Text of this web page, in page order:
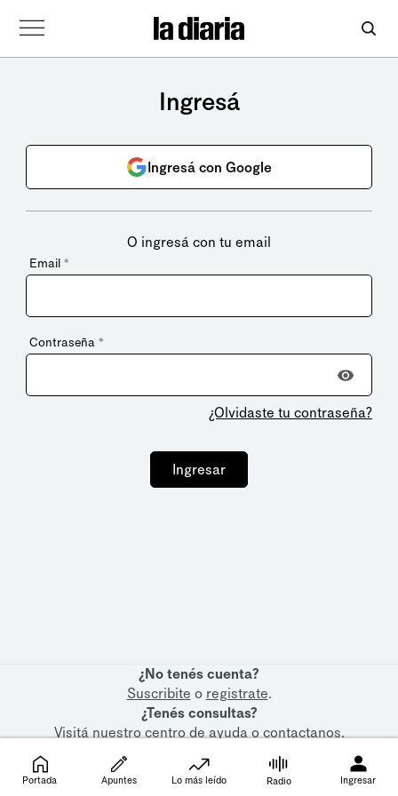
Ingresá
Ingresá con Google
O ingresá con tu email
Email *
Contraseña *
¿Olvidaste tu contraseña?
Ingresar
¿No tenés cuenta?
Suscribite o registrate.
¿Tenés consultas?
Visitá nuestrocentro de ayudaocontactanos.
Portada Apuntes Lo más leído Radio Ingresar